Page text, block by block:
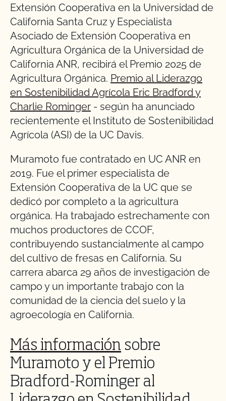
Extensión Cooperativa en la Universidad de
California Santa Cruz y Especialista
Asociado de Extensión Cooperativa en
Agricultura Orgánica de la Universidad de
California ANR, recibirá el Premio 2025 de
Agricultura Orgánica. Premio al Liderazgo
en Sostenibilidad Agrícola Eric Bradford y
Charlie Rominger - según ha anunciado
recientemente el Instituto de Sostenibilidad
Agrícola (ASI) de la UC Davis.
Muramoto fue contratado en UC ANR en
2019. Fue el primer especialista de
Extensión Cooperativa de la UC que se
dedicó por completo a la agricultura
orgánica. Ha trabajado estrechamente con
muchos productores de CCOF,
contribuyendo sustancialmente al campo
del cultivo de fresas en California. Su
carrera abarca 29 años de investigación de
campo y un importante trabajo con la
comunidad de la ciencia del suelo y la
agroecología en California.
Más información sobre
Muramoto y el Premio
Bradford-Rominger al